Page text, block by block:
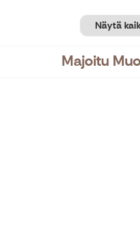
Näytä
Majoitu